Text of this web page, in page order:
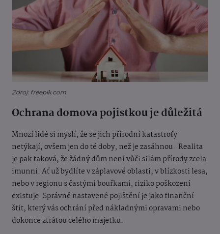
Zdroj: freepik.com
Ochrana domova pojistkou je důležitá
Mnozí lidé si myslí, že se jich přírodní katastrofy
netýkají, ovšem jen do té doby, než je zasáhnou. Realita
je pak taková, že žádný dům není vůči silám přírody zcela
imunní. Ať už bydlíte v záplavové oblasti, v blízkosti lesa,
nebo v regionu s častými bouřkami, riziko poškození
existuje. Správně nastavené pojištění je jako finanční
štít, který vás ochrání před nákladnými opravami nebo
dokonce ztrátou celého majetku.